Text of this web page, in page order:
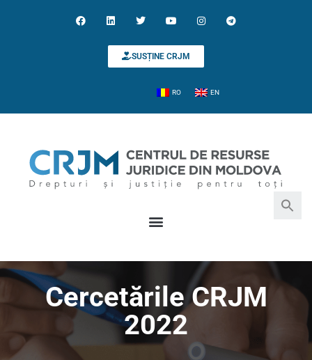
SUSȚINE CRJM
RO EN
Cercetările CRJM
2022